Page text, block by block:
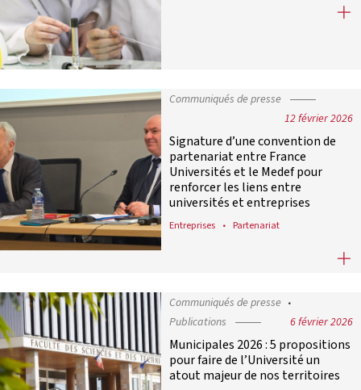
Revue de presse : vendredi 13
Communiqués de presse
12 février 2026
Signature d’une convention de
partenariat entre France
Universités et le Medef pour
renforcer les liens entre
universités et entreprises
Entreprises Partenariat
Signature d’une convention de
Communiqués de presse
Publications
6 février 2026
Municipales 2026 : 5 propositions
pour faire de l’Université un
atout majeur de nos territoires